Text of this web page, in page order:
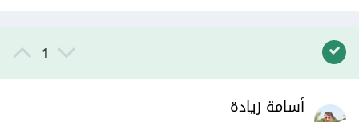
1
أسامة زيادة